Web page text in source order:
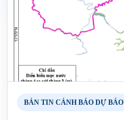
BẢN TIN CẢNH BÁO DỰ BÁO